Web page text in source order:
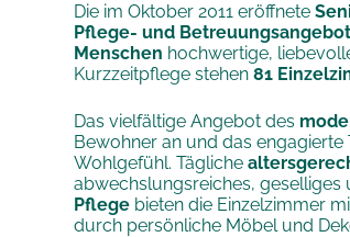
Die im Oktober 2011 eröffnete
Pflege- und Betreuungsangebot
Menschen hochwertige,
Kurzzeitpflege stehen 81
Das vielfältige Angebot des
Bewohner an und das
Wohlgefühl. Tägliche
abwechslungsreiches, geselliges
Pflege bieten die Einzelzimmer
durch persönliche Möbel und